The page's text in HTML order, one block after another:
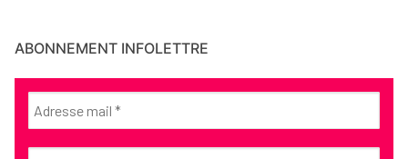
ABONNEMENT INFOLETTRE